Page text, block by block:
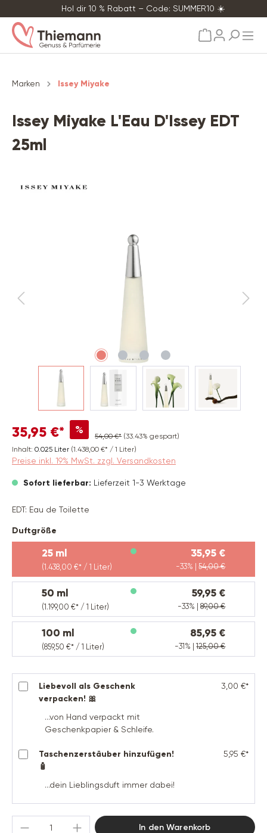
Hol dir 10 % Rabatt – Code: SUMMER10 ☀️
Marken Issey Miyake
Issey Miyake L'Eau D'Issey EDT
25ml
35,95 €* % 54,00 €* (33.43% gespart)
Inhalt: 0.025 Liter (1.438,00 €* / 1 Liter)
Preise inkl. 19% MwSt. zzgl. Versandkosten
Sofort lieferbar: Lieferzeit 1-3 Werktage
EDT: Eau de Toilette
Duftgröße
25 ml
(1.438,00 €* / 1 Liter)
35,95 €
-33% |54,00 €
50 ml
(1.199,00 €* / 1 Liter)
59,95 €
-33% |89,00 €
100 ml
(859,50 €* / 1 Liter)
85,95 €
-31% |125,00 €
Liebevoll als Geschenk
verpacken! 🎀
...von Hand verpackt mit
Geschenkpapier & Schleife.
3,00 €*
Taschenzerstäuber hinzufügen!
🧴
...dein Lieblingsduft immer dabei!
5,95 €*
Produkt Anzahl: Gib den gewünschten
In den Warenkorb